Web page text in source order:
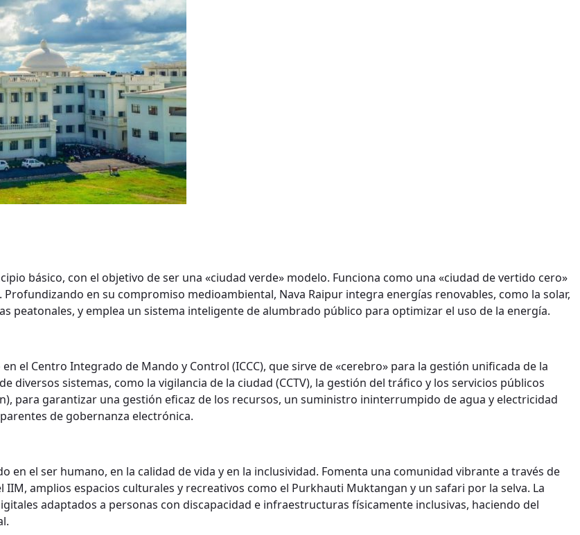
básico, con el objetivo de ser una «ciudad verde» modelo. Funciona como una «ciudad de vertido cero»
en su compromiso medioambiental, Nava Raipur integra energías renovables, como la solar,
peatonales, y emplea un sistema inteligente de alumbrado público para optimizar el uso de la energía.
el Centro Integrado de Mando y Control (ICCC), que sirve de «cerebro» para la gestión unificada de la
diversos sistemas, como la vigilancia de la ciudad (CCTV), la gestión del tráfico y los servicios públicos
para garantizar una gestión eficaz de los recursos, un suministro ininterrumpido de agua y electricidad
de gobernanza electrónica.
en el ser humano, en la calidad de vida y en la inclusividad. Fomenta una comunidad vibrante a través de
amplios espacios culturales y recreativos como el Purkhauti Muktangan y un safari por la selva. La
adaptados a personas con discapacidad e infraestructuras físicamente inclusivas, haciendo del